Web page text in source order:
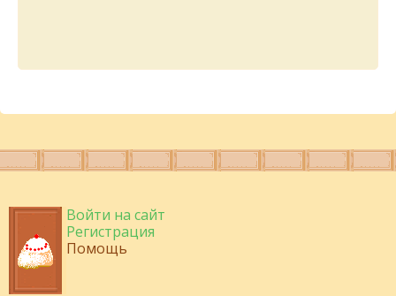
Войти на сайт
Регистрация
Помощь